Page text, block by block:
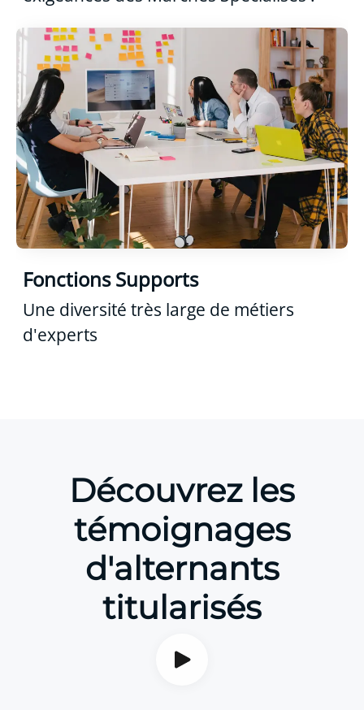
Fonctions Supports
Une diversité très large de métiers
d'experts
Découvrez les
témoignages
d'alternants
titularisés